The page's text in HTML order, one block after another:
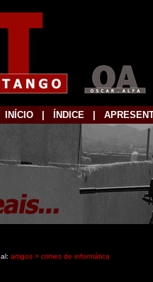
INÍCIO ÍNDICE
artigos > crimes de informática